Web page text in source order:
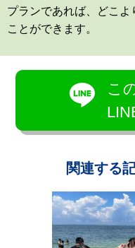
プランであれば、どこ
ことができます。
こ
関連する